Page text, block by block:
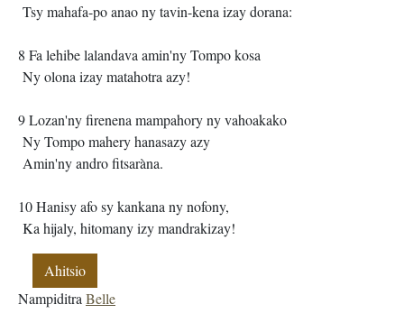
Tsy mahafa-po anao ny tavin-kena izay dorana:
8 Fa lehibe lalandava amin'ny Tompo kosa
Ny olona izay matahotra azy!
9 Lozan'ny firenena mampahory ny vahoakako
Ny Tompo mahery hanasazy azy
Amin'ny andro fitsaràna.
10 Hanisy afo sy kankana ny nofony,
Ka hijaly, hitomany izy mandrakizay!
Ahitsio
Nampiditra Belle